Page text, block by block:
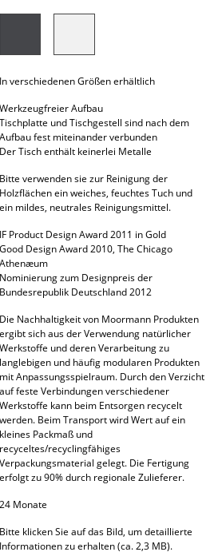
In verschiedenen Größen erhältlich
Werkzeugfreier Aufbau
Tischplatte und Tischgestell sind nach dem
Aufbau fest miteinander verbunden
Der Tisch enthält keinerlei Metalle
Bitte verwenden sie zur Reinigung der
Holzflächen ein weiches, feuchtes Tuch und
ein mildes, neutrales Reinigungsmittel.
IF Product Design Award 2011 in Gold
Good Design Award 2010, The Chicago
Athenæum
Nominierung zum Designpreis der
Bundesrepublik Deutschland 2012
Die Nachhaltigkeit von Moormann Produkten
ergibt sich aus der Verwendung natürlicher
Werkstoffe und deren Verarbeitung zu
langlebigen und häufig modularen Produkten
mit Anpassungsspielraum. Durch den Verzicht
auf feste Verbindungen verschiedener
Werkstoffe kann beim Entsorgen recycelt
werden. Beim Transport wird Wert auf ein
kleines Packmaß und
recyceltes/recyclingfähiges
Verpackungsmaterial gelegt. Die Fertigung
erfolgt zu 90% durch regionale Zulieferer.
24 Monate
Bitte klicken Sie auf das Bild, um detaillierte
Informationen zu erhalten (ca. 2,3 MB).